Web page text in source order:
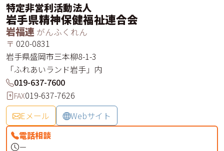
特定非営利活動法人
岩手県精神保健福祉連合会
岩福連 がんふくれん
〒 020-0831
岩手県盛岡市三本柳8-1-3
「ふれあいランド岩手」内
019-637-7600
FAX019-637-7626
Eメール
Webサイト
電話相談
－